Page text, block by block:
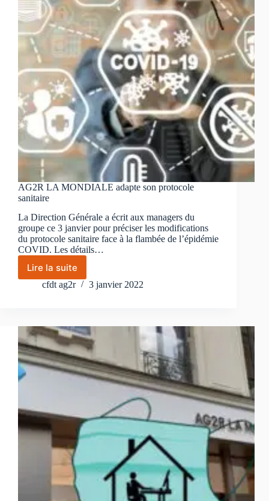
AG2R LA MONDIALE adapte son protocole
sanitaire
La Direction Générale a écrit aux managers du
groupe ce 3 janvier pour préciser les modifications
du protocole sanitaire face à la flambée de l’épidémie
COVID. Les détails…
Lire la suite
AG2R
LA
protocole
sanitaire
cfdt ag2r 3 janvier 2022